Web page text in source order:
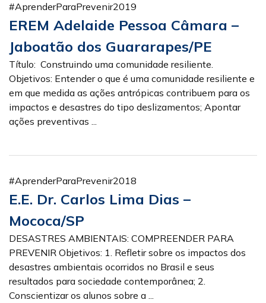
#AprenderParaPrevenir2019
EREM Adelaide Pessoa Câmara –
Jaboatão dos Guararapes/PE
Título: Construindo uma comunidade resiliente.
Objetivos: Entender o que é uma comunidade resiliente e
em que medida as ações antrópicas contribuem para os
impactos e desastres do tipo deslizamentos; Apontar
ações preventivas ...
#AprenderParaPrevenir2018
E.E. Dr. Carlos Lima Dias –
Mococa/SP
DESASTRES AMBIENTAIS: COMPREENDER PARA
PREVENIR Objetivos: 1. Refletir sobre os impactos dos
desastres ambientais ocorridos no Brasil e seus
resultados para sociedade contemporânea; 2.
Conscientizar os alunos sobre a ...